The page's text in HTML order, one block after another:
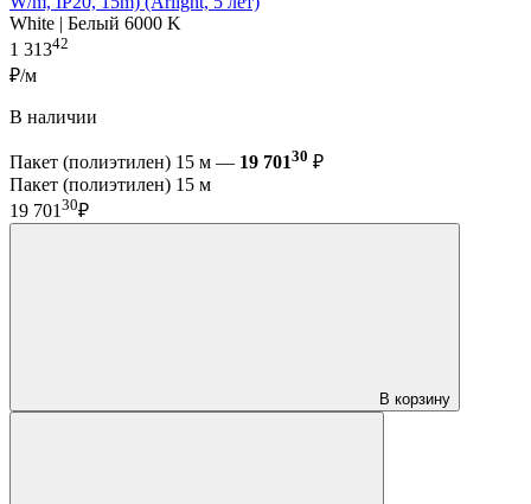
White | Белый 6000 K
1 31342
₽/м
В наличии
Пакет (полиэтилен) 15 м — 19 70130 ₽
Пакет (полиэтилен) 15 м
19 701 30₽
В корзину